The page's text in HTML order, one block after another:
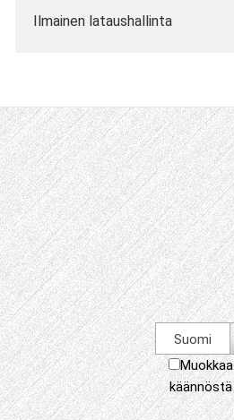
Ilmainen lataushallinta
Suomi
Muokkaa
käännöstä